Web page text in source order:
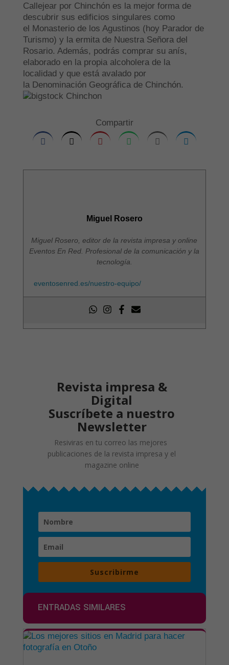
Callejear por Chinchón es la mejor forma de
descubrir sus edificios singulares como
el Monasterio de los Agustinos (hoy Parador de
Turismo) y la ermita de Nuestra Señora del
Rosario. Además, podrás comprar su anís,
elaborado en la propia alcoholera de la
localidad y que está avalado por
la Denominación Geográfica de Chinchón.
Compartir
Miguel Rosero
Miguel Rosero, editor de la revista impresa y online
Eventos En Red. Profesional de la comunicación y la
tecnología.
eventosenred.es/nuestro-equipo/
Revista impresa &
Digital
Suscríbete a nuestro
Newsletter
Resiviras en tu correo las mejores
publicaciones de la revista impresa y el
magazine online
Suscribirme
ENTRADAS SIMILARES